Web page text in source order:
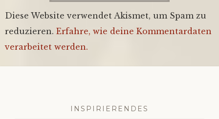
Diese Website verwendet Akismet, um Spam zu
reduzieren. Erfahre, wie deine Kommentardaten
verarbeitet werden.
INSPIRIERENDES